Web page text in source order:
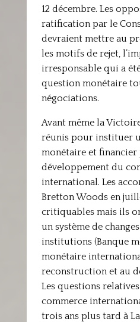
12 décembre. Les
ratification par le
devraient mettre au
les motifs de rejet,
irresponsable qui a
question monétaire
négociations.
Avant même la
réunis pour instituer
monétaire et
développement du
international. Les
Bretton Woods en
critiquables mais ils
un système de
institutions (Banque
monétaire
reconstruction et au
Les questions
commerce
trois ans plus tard à